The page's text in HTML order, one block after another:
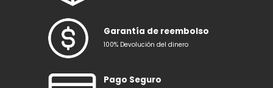
Garantía de reembolso
100% Devolución del dinero
Pago Seguro